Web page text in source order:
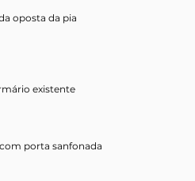
oposta da pia
existente
porta sanfonada